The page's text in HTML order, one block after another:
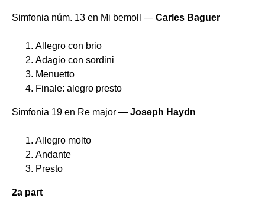
Simfonia núm. 13 en Mi bemoll — Carles Baguer
Allegro con brio
Adagio con sordini
Menuetto
Finale: alegro presto
Simfonia 19 en Re major — Joseph Haydn
Allegro molto
Andante
Presto
2a part